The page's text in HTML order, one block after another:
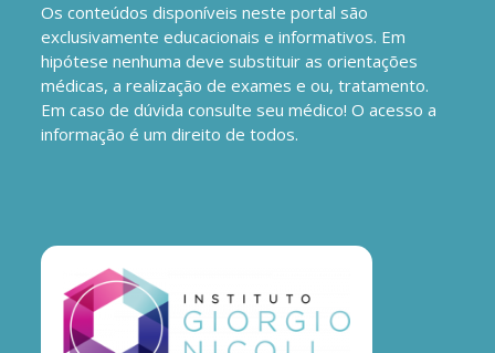
Os conteúdos disponíveis neste portal são
exclusivamente educacionais e informativos. Em
hipótese nenhuma deve substituir as orientações
médicas, a realização de exames e ou, tratamento.
Em caso de dúvida consulte seu médico! O acesso a
informação é um direito de todos.